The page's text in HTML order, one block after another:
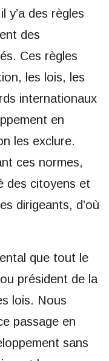
y’a des règles
des
Ces règles
les lois, les
internationaux
en
les exclure.
ces normes,
des citoyens et
dirigeants, d’où
que tout le
président de la
lois. Nous
passage en
sans